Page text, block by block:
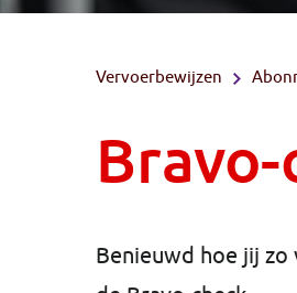
Vervoerbewijzen
Benieuwd hoe jij